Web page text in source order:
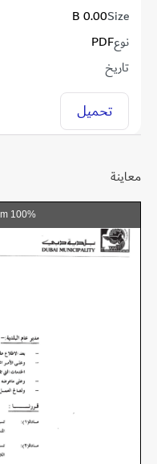
Size
0.00 B
نوعPDF
تاريخ
تحميل
معاينة
100%